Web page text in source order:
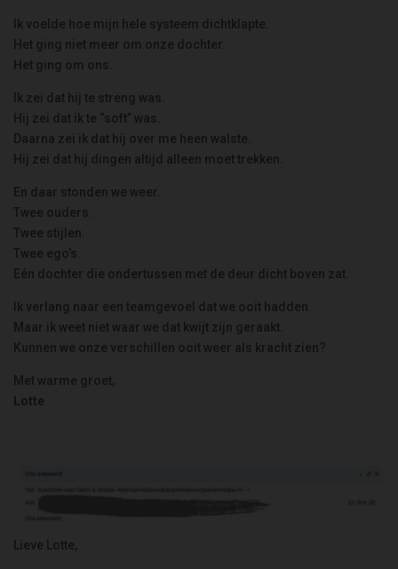
Ik voelde hoe mijn hele systeem dichtklapte.
Het ging niet meer om onze dochter.
Het ging om ons.
Ik zei dat hij te streng was.
Hij zei dat ik te “soft” was.
Daarna zei ik dat hij over me heen walste.
Hij zei dat hij dingen altijd alleen moet trekken.
En daar stonden we weer.
Twee ouders.
Twee stijlen.
Twee ego’s.
Eén dochter die ondertussen met de deur dicht boven zat.
Ik verlang naar een teamgevoel dat we ooit hadden.
Maar ik weet niet waar we dat kwijt zijn geraakt.
Kunnen we onze verschillen ooit weer als kracht zien?
Met warme groet,
Lotte
Lieve Lotte,